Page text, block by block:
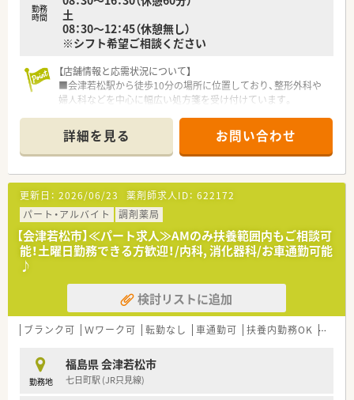
■ユースエール認定やくるみん認定を受けており、働きやすい環
境づくりと子育て世代への応援に注力しています。
勤務
時間
土
08：30～12：45（休憩無し）
※シフト希望ご相談ください
【店舗情報と応需状況について】
■会津若松駅から徒歩10分の場所に位置しており、整形外科や
婦人科などを中心に幅広い処方箋を受け付けています。
ートの薬剤師が協力して丁寧な対応を行っています。
■内科や循環器科の処方箋も応需しているため、地域の患者様に
寄り添いながら幅広い科目の知識を深められる環境です。
【法人特徴について】
■会津若松市などを中心に複数の店舗を展開しており、地域医療
に深く根差した運営をおこなっている地域密着型企業です。
■現場のスタッフとも意見交換がしやすい風通しの良い組織風
土です。
■スタッフの学びたいという意欲を積極的に応援する社風があ
【求人情報について】
■今回はパートでの募集となりますが、扶養内勤務からスタート
しゆくゆくは正社員としての勤務を目指すことも可能です。
給与で、扶養内など柔軟な働き方をご相談できる求人です。
■時間や曜日の個別相談が可能で扶養内での勤務もできるため、
無理のないペースで健康的に働き続けることができます。
詳細を見る お問い合わせ
更新日： 2026/06/23 薬剤師求人ID： 622172
パート・アルバイト
調剤薬局
【会津若松市】≪パート求人≫AMのみ扶養範囲内もご相談可
能！土曜日勤務できる方歓迎！/内科, 消化器科/お車通勤可能
♪
検討リストに追加
ブランク可 Ｗワーク可 転勤なし 車通勤可 扶養内勤務OK 大手
勤務地
福島県 会津若松市
七日町駅 (JR只見線)